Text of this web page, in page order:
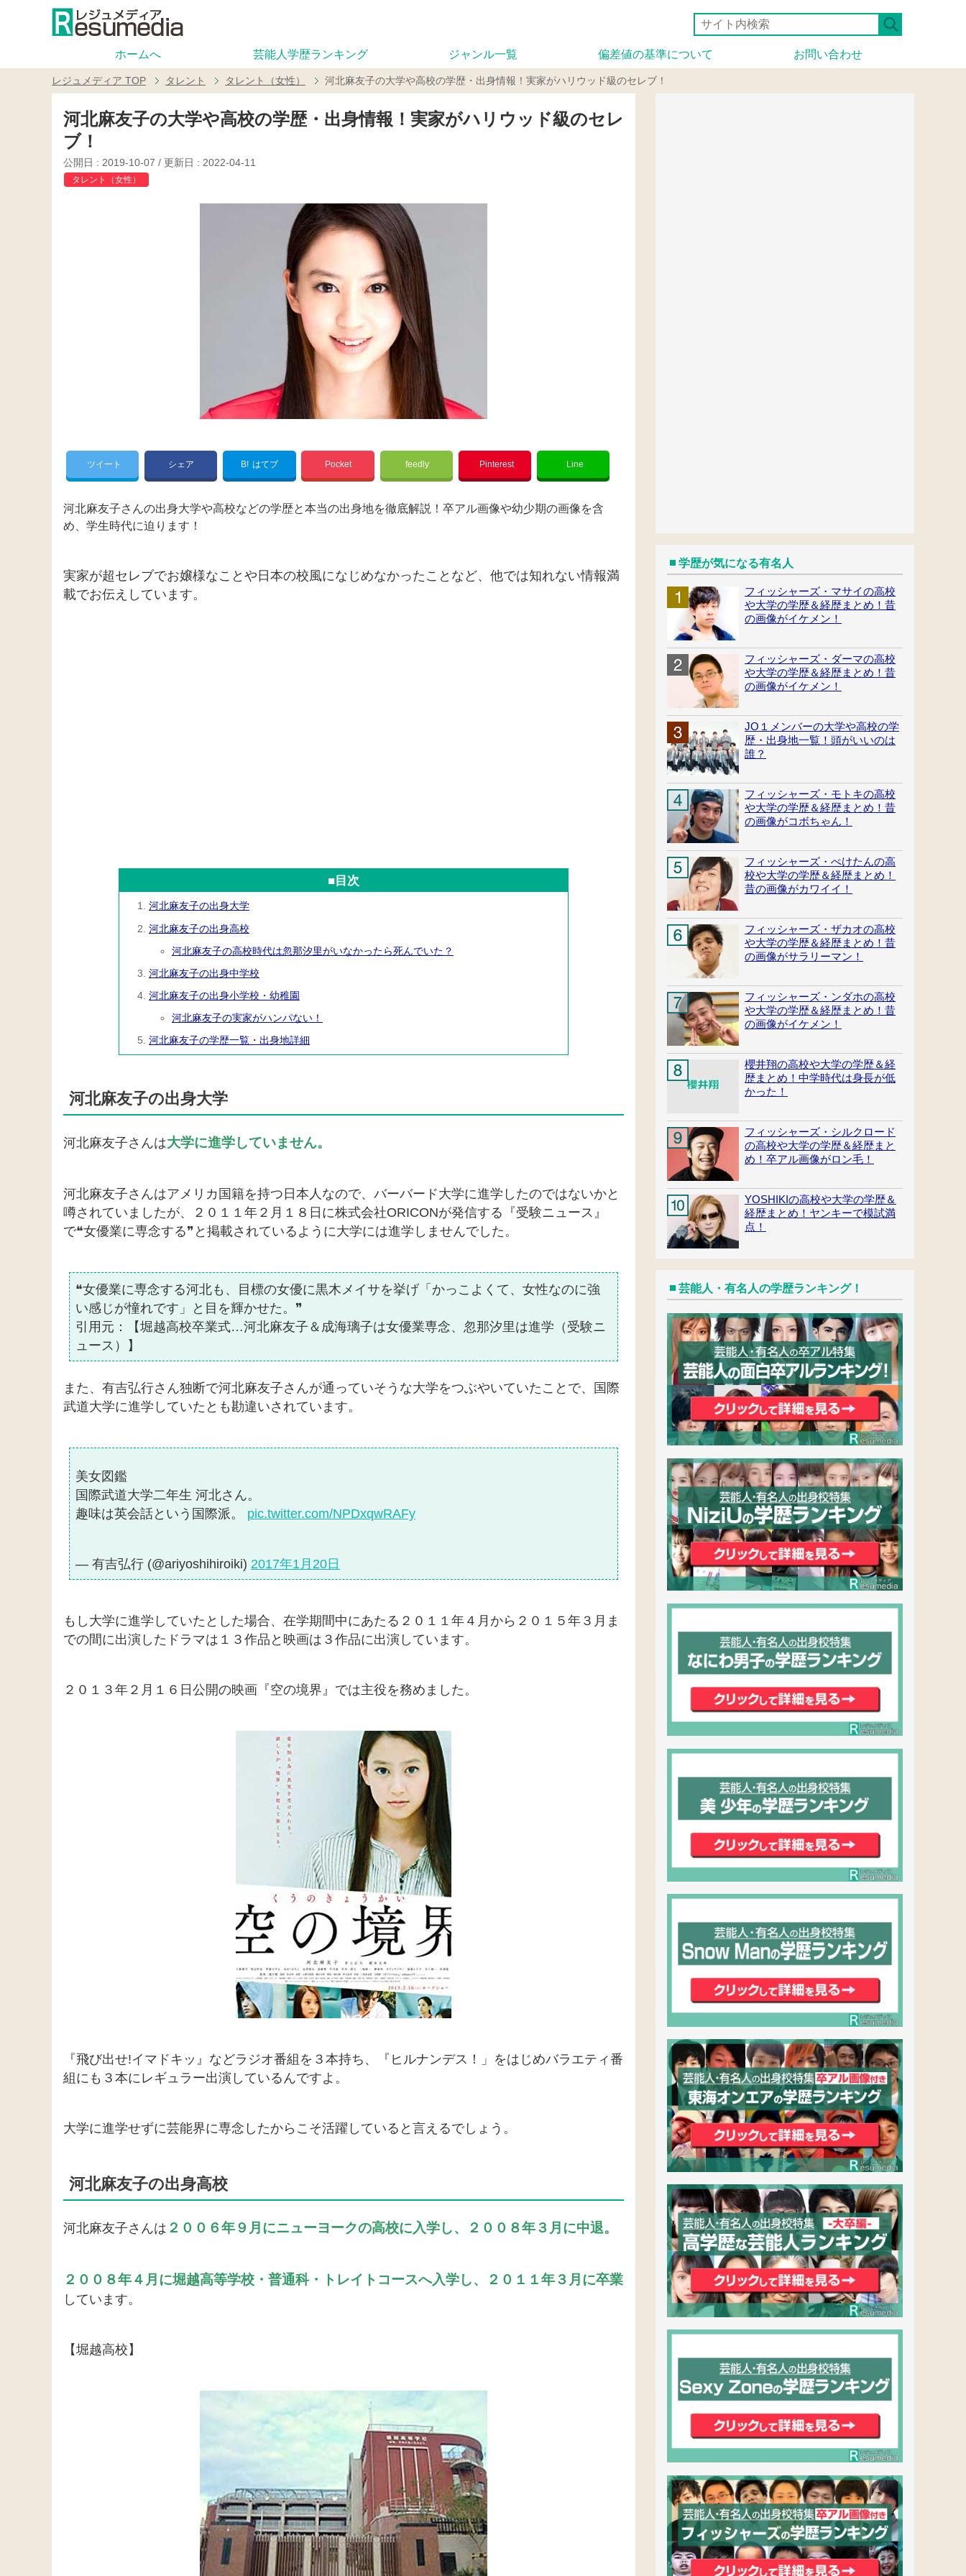
ホームへ 芸能人学歴ランキング ジャンル一覧 偏差値の基準について お問い合わせ
レジュメディア TOP タレント タレント（女性） 河北麻友子の大学や高校の学歴・出身情報！実家がハリウッド級のセレブ！
河北麻友子の大学や高校の学歴・出身情報！実家がハリウッド級のセレ
ブ！
公開日 : 2019-10-07 / 更新日 : 2022-04-11
タレント（女性）
ツイート シェア B! はてブ Pocket feedly Pinterest Line
河北麻友子さんの出身大学や高校などの学歴と本当の出身地を徹底解説！卒アル画像や幼少期の画像を含
め、学生時代に迫ります！
実家が超セレブでお嬢様なことや日本の校風になじめなかったことなど、他では知れない情報満
載でお伝えしています。
■目次
河北麻友子の出身大学
河北麻友子の出身高校
河北麻友子の高校時代は忽那汐里がいなかったら死んでいた？
河北麻友子の出身中学校
河北麻友子の出身小学校・幼稚園
河北麻友子の実家がハンパない！
河北麻友子の学歴一覧・出身地詳細
河北麻友子の出身大学
河北麻友子さんは大学に進学していません。
河北麻友子さんはアメリカ国籍を持つ日本人なので、バーバード大学に進学したのではないかと
噂されていましたが、２０１１年２月１８日に株式会社ORICONが発信する『受験ニュース』
で❝女優業に専念する❞と掲載されているように大学には進学しませんでした。
❝女優業に専念する河北も、目標の女優に黒木メイサを挙げ「かっこよくて、女性なのに強
い感じが憧れです」と目を輝かせた。❞
引用元：【堀越高校卒業式…河北麻友子＆成海璃子は女優業専念、忽那汐里は進学（受験ニ
ュース）】
また、有吉弘行さん独断で河北麻友子さんが通っていそうな大学をつぶやいていたことで、国際
武道大学に進学していたとも勘違いされています。
美女図鑑
国際武道大学二年生 河北さん。
趣味は英会話という国際派。 pic.twitter.com/NPDxqwRAFy
— 有吉弘行 (@ariyoshihiroiki) 2017年1月20日
もし大学に進学していたとした場合、在学期間中にあたる２０１１年４月から２０１５年３月ま
での間に出演したドラマは１３作品と映画は３作品に出演しています。
２０１３年２月１６日公開の映画『空の境界』では主役を務めました。
『飛び出せ!イマドキッ』などラジオ番組を３本持ち、『ヒルナンデス！」をはじめバラエティ番
組にも３本にレギュラー出演しているんですよ。
大学に進学せずに芸能界に専念したからこそ活躍していると言えるでしょう。
河北麻友子の出身高校
河北麻友子さんは ２００６年９月にニューヨークの高校に入学し、２００８年３月に中退。
２００８年４月に堀越高等学校・普通科・トレイトコースへ入学し、２０１１年３月に卒業
しています。
【堀越高校】
学歴が気になる有名人
フィッシャーズ・マサイの高校
や大学の学歴＆経歴まとめ！昔
の画像がイケメン！
フィッシャーズ・ダーマの高校
や大学の学歴＆経歴まとめ！昔
の画像がイケメン！
JO１メンバーの大学や高校の学
歴・出身地一覧！頭がいいのは
誰？
フィッシャーズ・モトキの高校
や大学の学歴＆経歴まとめ！昔
の画像がコボちゃん！
フィッシャーズ・ぺけたんの高
校や大学の学歴＆経歴まとめ！
昔の画像がカワイイ！
フィッシャーズ・ザカオの高校
や大学の学歴＆経歴まとめ！昔
の画像がサラリーマン！
フィッシャーズ・ンダホの高校
や大学の学歴＆経歴まとめ！昔
の画像がイケメン！
櫻井翔の高校や大学の学歴＆経
歴まとめ！中学時代は身長が低
かった！
フィッシャーズ・シルクロード
の高校や大学の学歴＆経歴まと
め！卒アル画像がロン毛！
YOSHIKIの高校や大学の学歴＆
経歴まとめ！ヤンキーで模試満
点！
芸能人・有名人の学歴ランキング！